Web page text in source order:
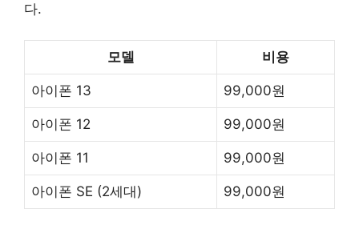
다.
모델 비용
아이폰 13 99,000원
아이폰 12 99,000원
아이폰 11 99,000원
아이폰 SE (2세대) 99,000원